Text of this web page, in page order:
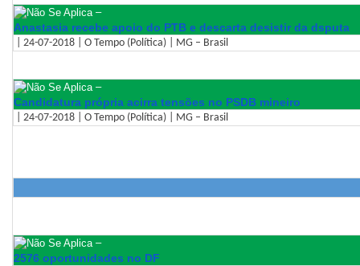
–
Anastasia recebe apoio do PTB e descarta desistir da dsputa
| 24-07-2018 | O Tempo (Política) | MG – Brasil
–
Candidatura própria acirra tensões no PSDB mineiro
| 24-07-2018 | O Tempo (Política) | MG – Brasil
–
2576 oportunidades no DF